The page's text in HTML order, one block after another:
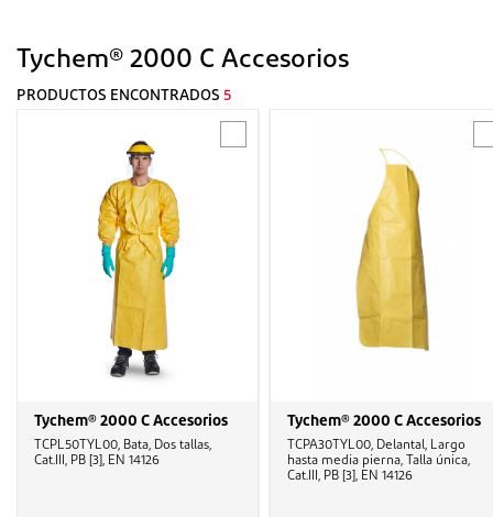
Tychem® 2000 C Accesorios
PRODUCTOS ENCONTRADOS 5
Tychem® 2000 C Accesorios
TCPL50TYL00, Bata, Dos tallas,
Cat.III, PB [3], EN 14126
Tychem® 2000 C Accesorios
TCPA30TYL00, Delantal, Largo
hasta media pierna, Talla única,
Cat.III, PB [3], EN 14126